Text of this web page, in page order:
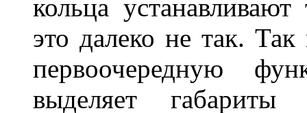
кольца
это далеко не так. Так
первоочередную
выделяет